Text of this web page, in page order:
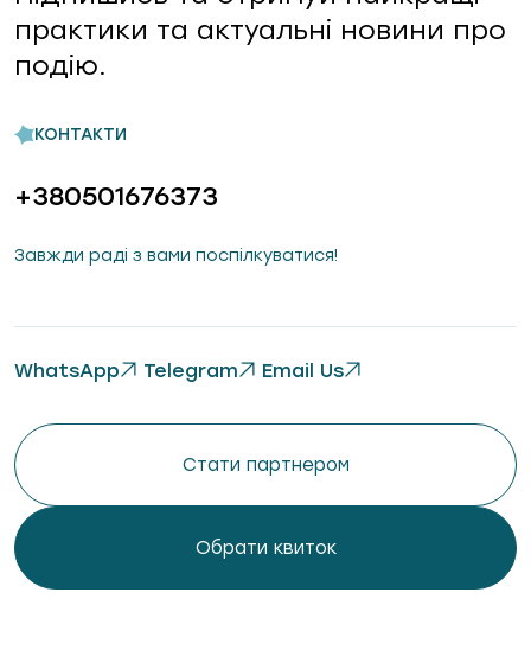
КОНТАКТИ
+380501676373
Завжди раді з вами поспілкуватися!
WhatsApp Telegram Email Us
Стати партнером
Обрати квиток
практики та актуальні новини про
подію.